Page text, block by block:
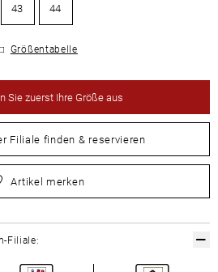
43 44
Größentabelle
Sie zuerst Ihre Größe aus
Filiale finden & reservieren
Sie zuerst Ihre Größe aus
Artikel merken
Filiale: